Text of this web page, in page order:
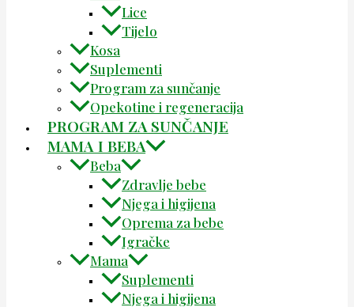
Lice
Tijelo
Kosa
Suplementi
Program za sunčanje
Opekotine i regeneracija
PROGRAM ZA SUNČANJE
MAMA I BEBA
Beba
Zdravlje bebe
Njega i higijena
Oprema za bebe
Igračke
Mama
Suplementi
Njega i higijena